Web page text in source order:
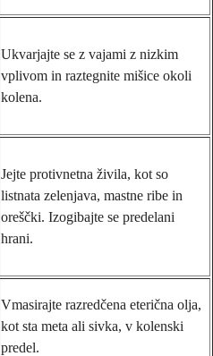
Ukvarjajte se z vajami z nizkim
vplivom in raztegnite mišice okoli
kolena.
Jejte protivnetna živila, kot so
listnata zelenjava, mastne ribe in
oreščki. Izogibajte se predelani
hrani.
Vmasirajte razredčena eterična olja,
kot sta meta ali sivka, v kolenski
predel.